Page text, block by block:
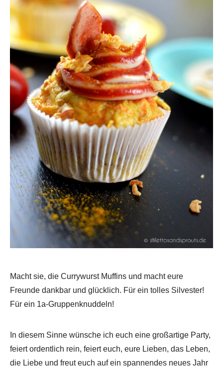
Macht sie, die Currywurst Muffins und macht eure
Freunde dankbar und glücklich. Für ein tolles Silvester!
Für ein 1a-Gruppenknuddeln!
In diesem Sinne wünsche ich euch eine großartige Party,
feiert ordentlich rein, feiert euch, eure Lieben, das Leben,
die Liebe und freut euch auf ein spannendes neues Jahr